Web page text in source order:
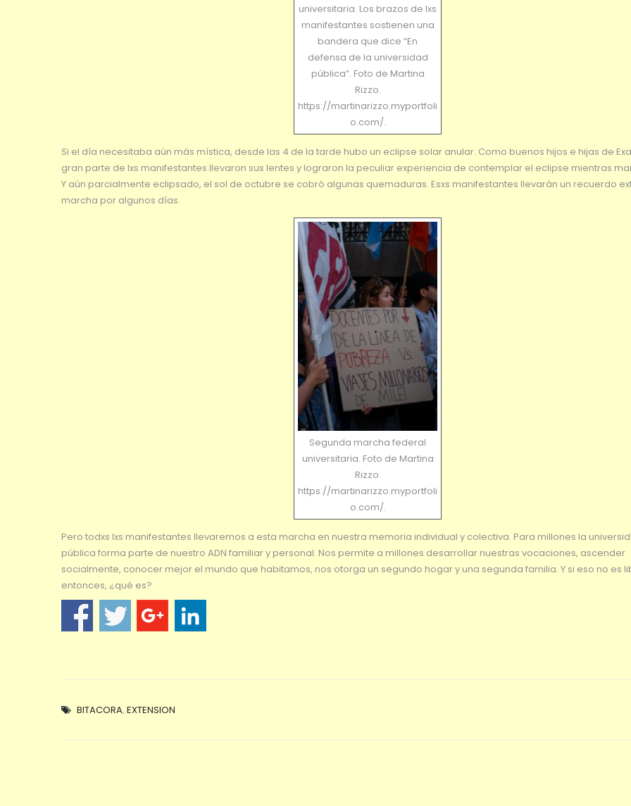
universitaria. Los brazos de lxs
manifestantes sostienen una
bandera que dice “En
defensa de la universidad
pública”. Foto de Martina
Rizzo.
https://martinarizzo.myportfoli
o.com/.
Si el día necesitaba aún más mística, desde las 4 de la tarde hubo un eclipse solar anular. Como buenos hijos e hijas de
gran parte de lxs manifestantes llevaron sus lentes y lograron la peculiar experiencia de contemplar el eclipse mientras
Y aún parcialmente eclipsado, el sol de octubre se cobró algunas quemaduras. Esxs manifestantes llevarán un recuerdo
marcha por algunos días.
Segunda marcha federal
universitaria. Foto de Martina
Rizzo.
https://martinarizzo.myportfoli
o.com/.
Pero todxs lxs manifestantes llevaremos a esta marcha en nuestra memoria individual y colectiva. Para millones la
pública forma parte de nuestro ADN familiar y personal. Nos permite a millones desarrollar nuestras vocaciones, ascender
socialmente, conocer mejor el mundo que habitamos, nos otorga un segundo hogar y una segunda familia. Y si eso no es
entonces, ¿qué es?
BITACORA, EXTENSION